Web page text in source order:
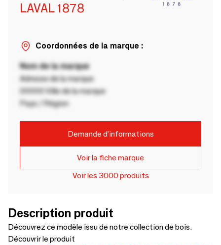
LAVAL 1878
Coordonnées de la marque :
Nom de la marque
Adresse de la marque
00000 Ville de la marque
Pays / Région
Demande d'informations
Voir la fiche marque
Voir les 3000 produits
Description produit
Découvrez ce modèle issu de notre collection de bois.
Découvrir le produit